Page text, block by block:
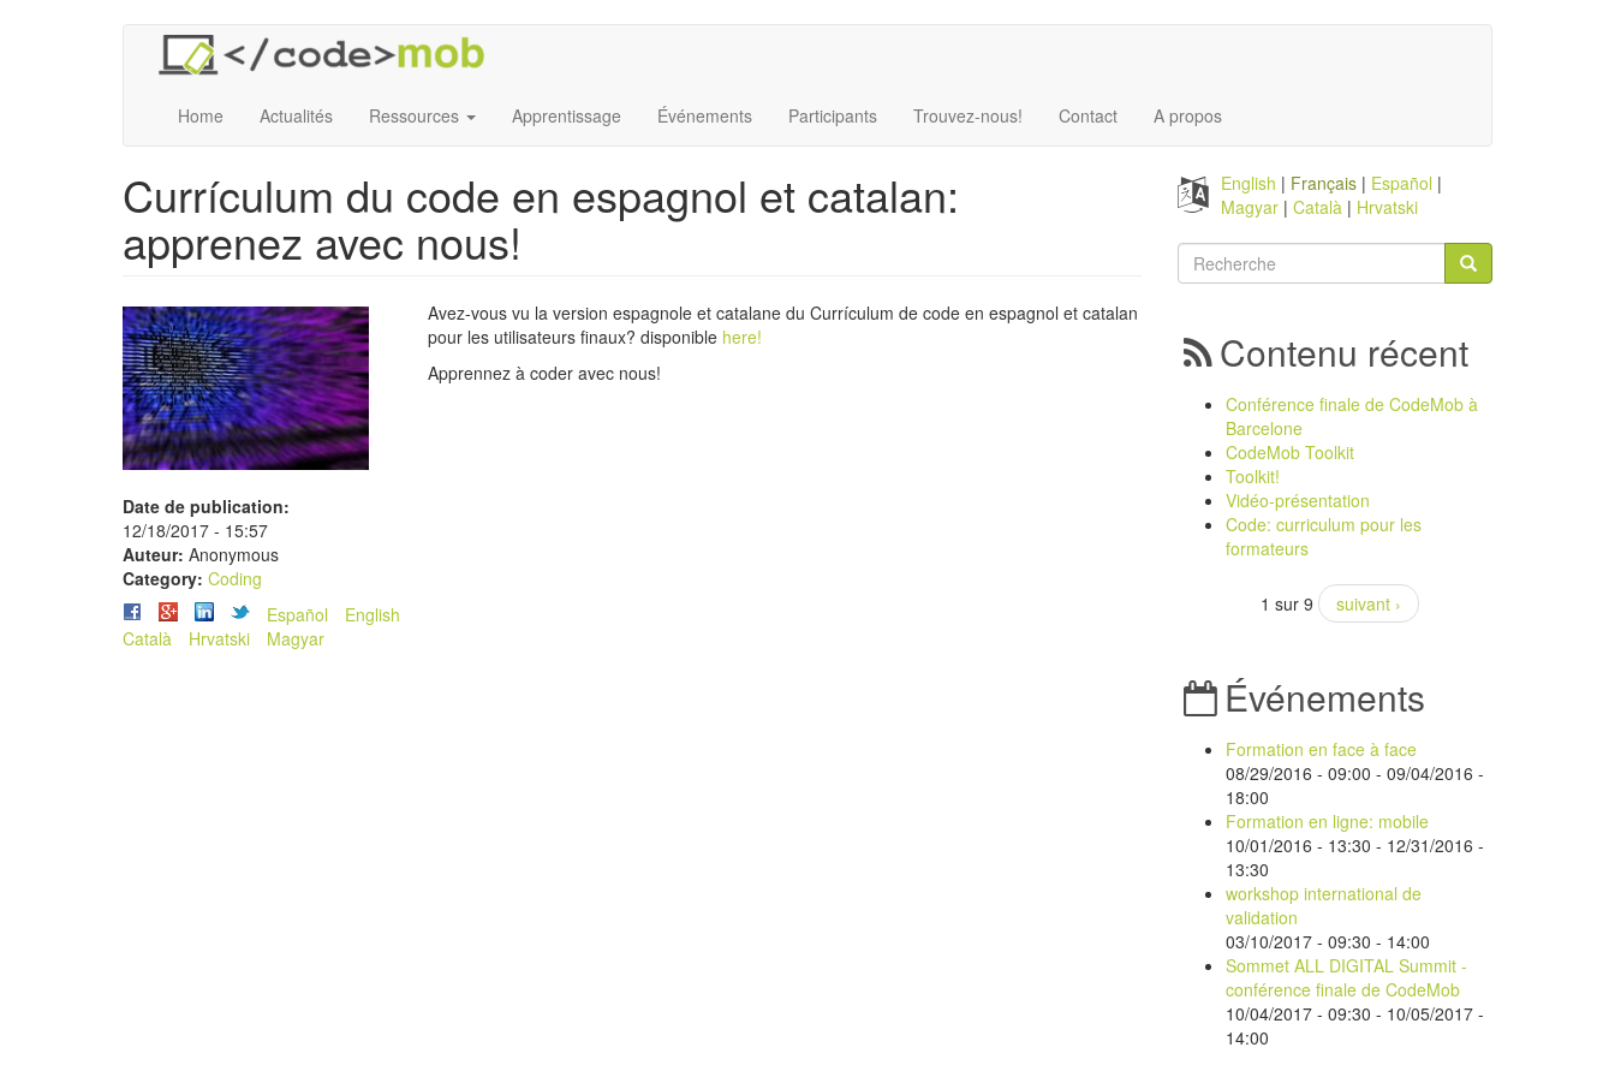
Home Actualités Ressources Apprentissage Événements Participants Trouvez-nous! Contact A propos
Currículum du code en espagnol et catalan:
apprenez avec nous!
Date de publication:
12/18/2017 - 15:57
Auteur: Anonymous
Category: Coding
Español
English
Català
Hrvatski Magyar
Avez-vous vu la version espagnole et catalane du Currículum de code en espagnol et catalan
pour les utilisateurs finaux? disponible here!
Apprennez à coder avec nous!
English Français
Español
Magyar
Català Hrvatski
Formulaire
recherche
Contenu récent
Conférence finale de CodeMob à
Barcelone
CodeMob Toolkit
Toolkit!
Vidéo-présentation
Code: curriculum pour les
formateurs
1 sur 9 suivant ›
Événements
Formation en face à face
08/29/2016 - 09:00 - 09/04/2016 -
18:00
Formation en ligne: mobile
10/01/2016 - 13:30 - 12/31/2016 -
13:30
workshop international de
validation
03/10/2017 - 09:30 - 14:00
Sommet ALL DIGITAL Summit -
conférence finale de CodeMob
10/04/2017 - 09:30 - 10/05/2017 -
14:00